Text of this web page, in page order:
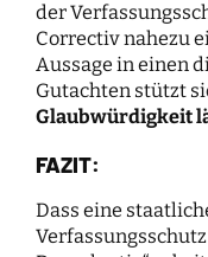
der
Correctiv nahezu
Aussage in einen
Gutachten stützt
Glaubwürdigkeit
FAZIT:
Dass eine